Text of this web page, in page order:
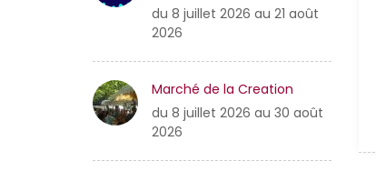
du 8 juillet 2026 au 21 août
2026
Marché de la Creation
du 8 juillet 2026 au 30 août
2026